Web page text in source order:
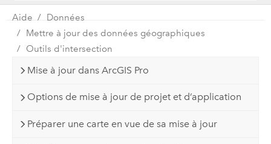
Aide
Données
Mettre à jour des données géographiques
Outils d'intersection
Mise à jour dans ArcGIS Pro
Options de mise à jour de projet et d’application
Préparer une carte en vue de sa mise à jour